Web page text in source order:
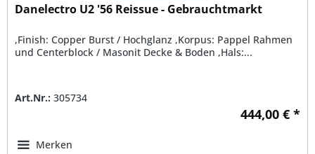
Danelectro U2 '56 Reissue - Gebrauchtmarkt
,Finish: Copper Burst / Hochglanz ,Korpus: Pappel Rahmen
und Centerblock / Masonit Decke & Boden ,Hals:...
Art.Nr.: 305734
444,00 € *
Merken